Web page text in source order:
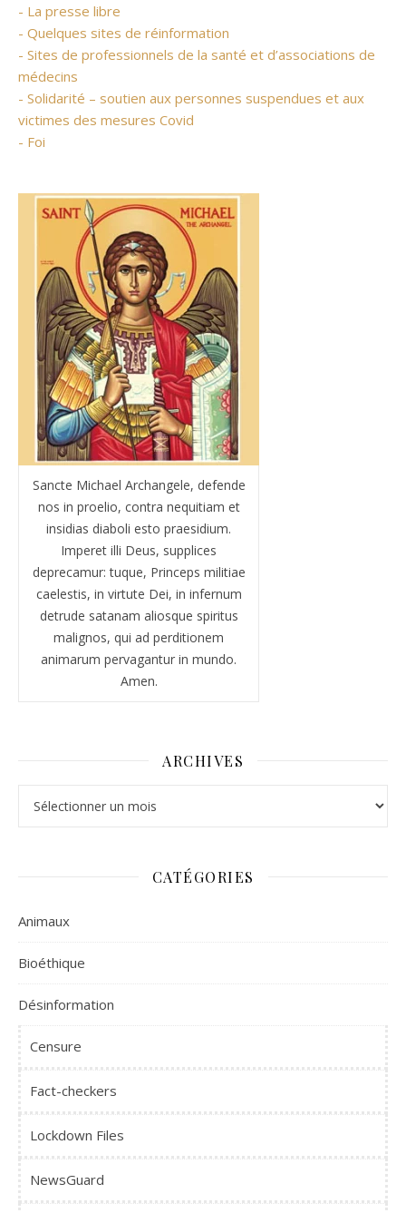
- La presse libre
- Quelques sites de réinformation
- Sites de professionnels de la santé et d’associations de
médecins
- Solidarité – soutien aux personnes suspendues et aux
victimes des mesures Covid
- Foi
Sancte Michael Archangele, defende
nos in proelio, contra nequitiam et
insidias diaboli esto praesidium.
Imperet illi Deus, supplices
deprecamur: tuque, Princeps militiae
caelestis, in virtute Dei, in infernum
detrude satanam aliosque spiritus
malignos, qui ad perditionem
animarum pervagantur in mundo.
Amen.
ARCHIVES
CATÉGORIES
Animaux
Bioéthique
Désinformation
Censure
Fact-checkers
Lockdown Files
NewsGuard